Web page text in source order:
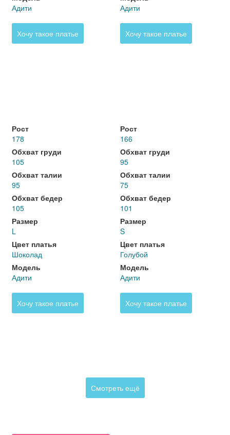
Адити
Хочу такое платье
Адити
Хочу такое платье
Рост
178
Обхват груди
105
Обхват талии
95
Обхват бедер
105
Размер
L
Цвет платья
Шоколад
Модель
Адити
Хочу такое платье
Рост
166
Обхват груди
95
Обхват талии
75
Обхват бедер
101
Размер
S
Цвет платья
Голубой
Модель
Адити
Хочу такое платье
Смотреть ещё